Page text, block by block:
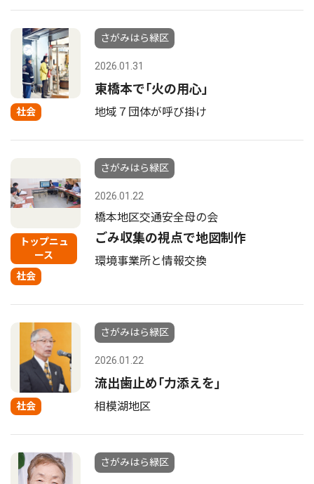
社会
さがみはら緑区
2026.01.31
東橋本で｢火の用心｣
地域７団体が呼び掛け
トップニュ
ース
社会
さがみはら緑区
2026.01.22
橋本地区交通安全母の会
ごみ収集の視点で地図制作
環境事業所と情報交換
社会
さがみはら緑区
2026.01.22
流出歯止め｢力添えを｣
相模湖地区
さがみはら緑区